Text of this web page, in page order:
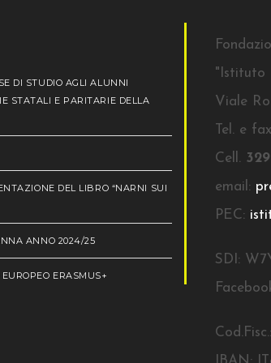
DI STUDIO AGLI ALUNNI
STATALI E PARITARIE DELLA
DEL LIBRO “NARNI SUI
ANNO 2024/25
ERASMUS+
"Istituto
Viale
Tel. e
Cell.
email:
PEC:
SDI: